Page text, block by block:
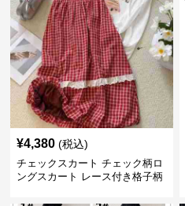
¥4,380 (税込)
チェックスカート チェック柄ロ
ングスカート レース付き格子柄